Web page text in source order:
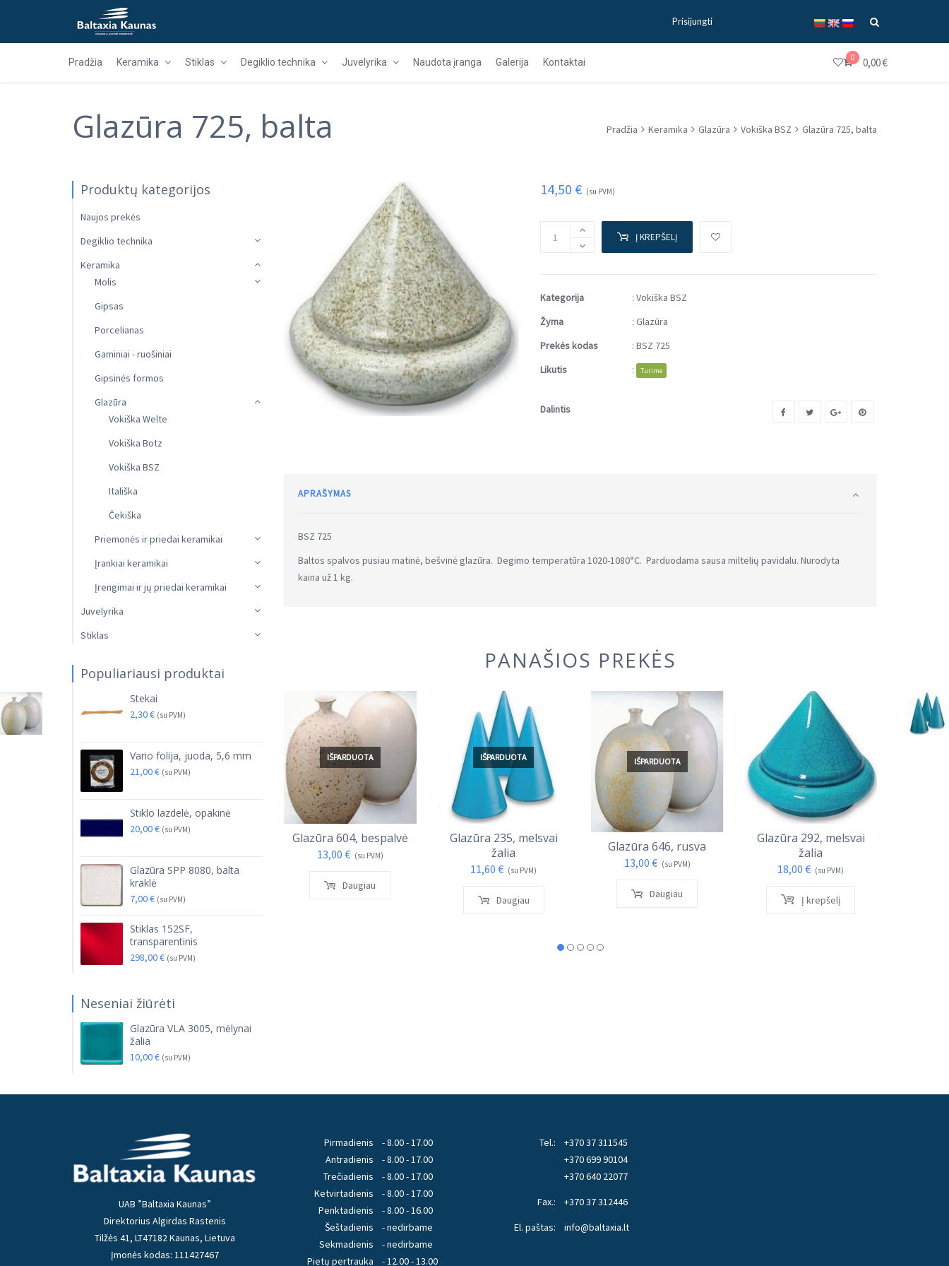
Prisijungti
Pradžia Keramika Stiklas Degiklio technika Juvelyrika Naudota įranga Galerija Kontaktai 0 0,00€
Glazūra 725, balta Pradžia Keramika Glazūra Vokiška BSZ Glazūra 725, balta
14,50 € (su PVM)
Į KREPŠELĮ
Kategorija : Vokiška BSZ
Žyma
: Glazūra
Prekės kodas
: BSZ 725
Likutis
: Turime
Dalintis
APRAŠYMAS
BSZ 725
Baltos spalvos pusiau matinė, bešvinė glazūra. Degimo temperatūra 1020-1080°C. Parduodama sausa miltelių pavidalu. Nurodyta
kaina už 1 kg.
PANAŠIOS PREKĖS
IŠPARDUOTA
Glazūra 604, bespalvė
13,00 € (su PVM)
Daugiau
IŠPARDUOTA
Glazūra 235, melsvai
žalia
11,60€ (su PVM)
Daugiau
IŠPARDUOTA
Glazūra 646, rusva
13,00 € (su PVM)
Daugiau
Glazūra 292, melsvai
žalia
18,00€ (su PVM)
Į krepšelį
Produktų kategorijos
Naujos prekės
Degiklio technika
Keramika
Molis
Gipsas
Porcelianas
Gaminiai - ruošiniai
Gipsinės formos
Glazūra
Vokiška Welte
Vokiška Botz
Vokiška BSZ
Itališka
Čekiška
Priemonės ir priedai keramikai
Įrankiai keramikai
Įrengimai ir jų priedai keramikai
Juvelyrika
Stiklas
Populiariausi produktai
Stekai
2,30€ (su PVM)
Vario folija, juoda, 5,6 mm
21,00€ (su PVM)
Stiklo lazdelė, opakinė
20,00€ (su PVM)
Glazūra SPP 8080, balta
kraklė
7,00€ (su PVM)
Stiklas 152SF,
transparentinis
298,00€ (su PVM)
Neseniai žiūrėti
Glazūra VLA 3005, mėlynai
žalia
10,00€ (su PVM)
UAB ”Baltaxia Kaunas”
Direktorius Algirdas Rastenis
Tilžės 41, LT47182 Kaunas, Lietuva
Įmonės kodas: 111427467
Pirmadienis
Antradienis
Trečiadienis
Ketvirtadienis
Penktadienis
Šeštadienis
Sekmadienis
Pietų pertrauka
- 8.00 - 17.00
- 8.00 - 17.00
- 8.00 - 17.00
- 8.00 - 17.00
- 8.00 - 16.00
- nedirbame
- nedirbame
- 12.00 - 13.00
Tel.:
+370 37 311545
+370 699 90104
+370 640 22077
Fax.:
+370 37 312446
El. paštas:
info@baltaxia.lt